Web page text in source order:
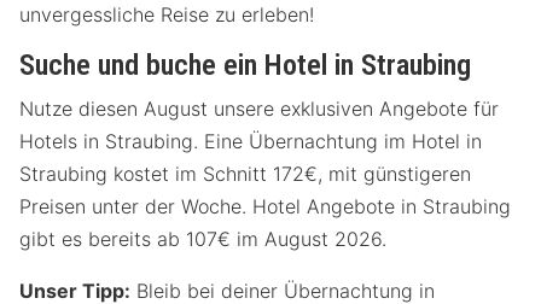
unvergessliche Reise zu erleben!
Suche und buche ein Hotel in Straubing
Nutze diesen August unsere exklusiven Angebote für
Hotels in Straubing. Eine Übernachtung im Hotel in
Straubing kostet im Schnitt 172€, mit günstigeren
Preisen unter der Woche. Hotel Angebote in Straubing
gibt es bereits ab 107€ im August 2026.
Unser Tipp: Bleib bei deiner Übernachtung in